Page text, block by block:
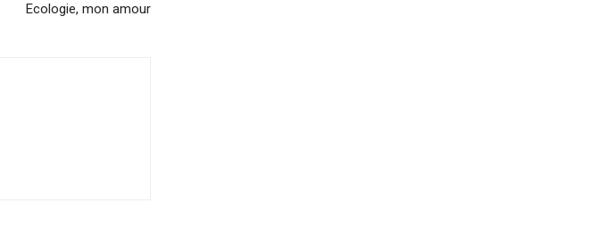
Ecologie, mon amour